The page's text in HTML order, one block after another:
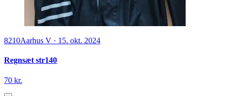
8210Aarhus V · 15. okt. 2024
Regnsæt str140
70 kr.